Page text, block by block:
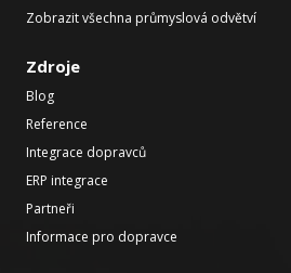
Zobrazit všechna průmyslová odvětví
Zdroje
Blog
Reference
Integrace dopravců
ERP integrace
Partneři
Informace pro dopravce